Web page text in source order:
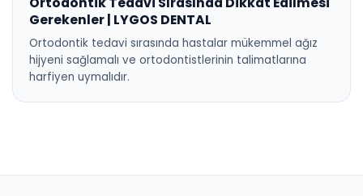
Gerekenler | LYGOS DENTAL
Ortodontik tedavi sırasında hastalar mükemmel ağız
hijyeni sağlamalı ve ortodontistlerinin talimatlarına
harfiyen uymalıdır.